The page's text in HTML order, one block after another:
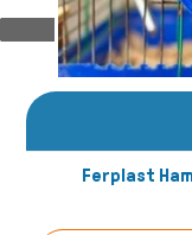
Ferplast